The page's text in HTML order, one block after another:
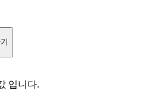
입니다.